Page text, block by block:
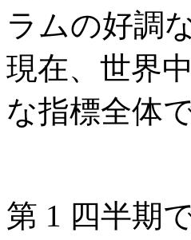
ラムの好調
現在、世界
な指標全体
第 1 四半期